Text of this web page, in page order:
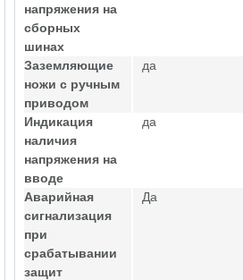
напряжения на
сборных
шинах
Заземляющие
ножи с ручным
приводом
да
Индикация
наличия
напряжения на
вводе
да
Аварийная
сигнализация
при
срабатывании
защит
Да